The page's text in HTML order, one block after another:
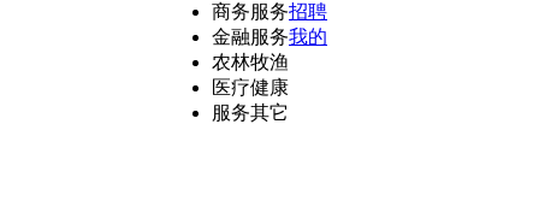
商务服务
金融服务
农林牧渔
医疗健康
服务其它
招聘
我的